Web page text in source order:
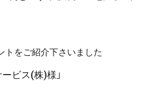
トをご紹介下さいました
ビス(株)様」